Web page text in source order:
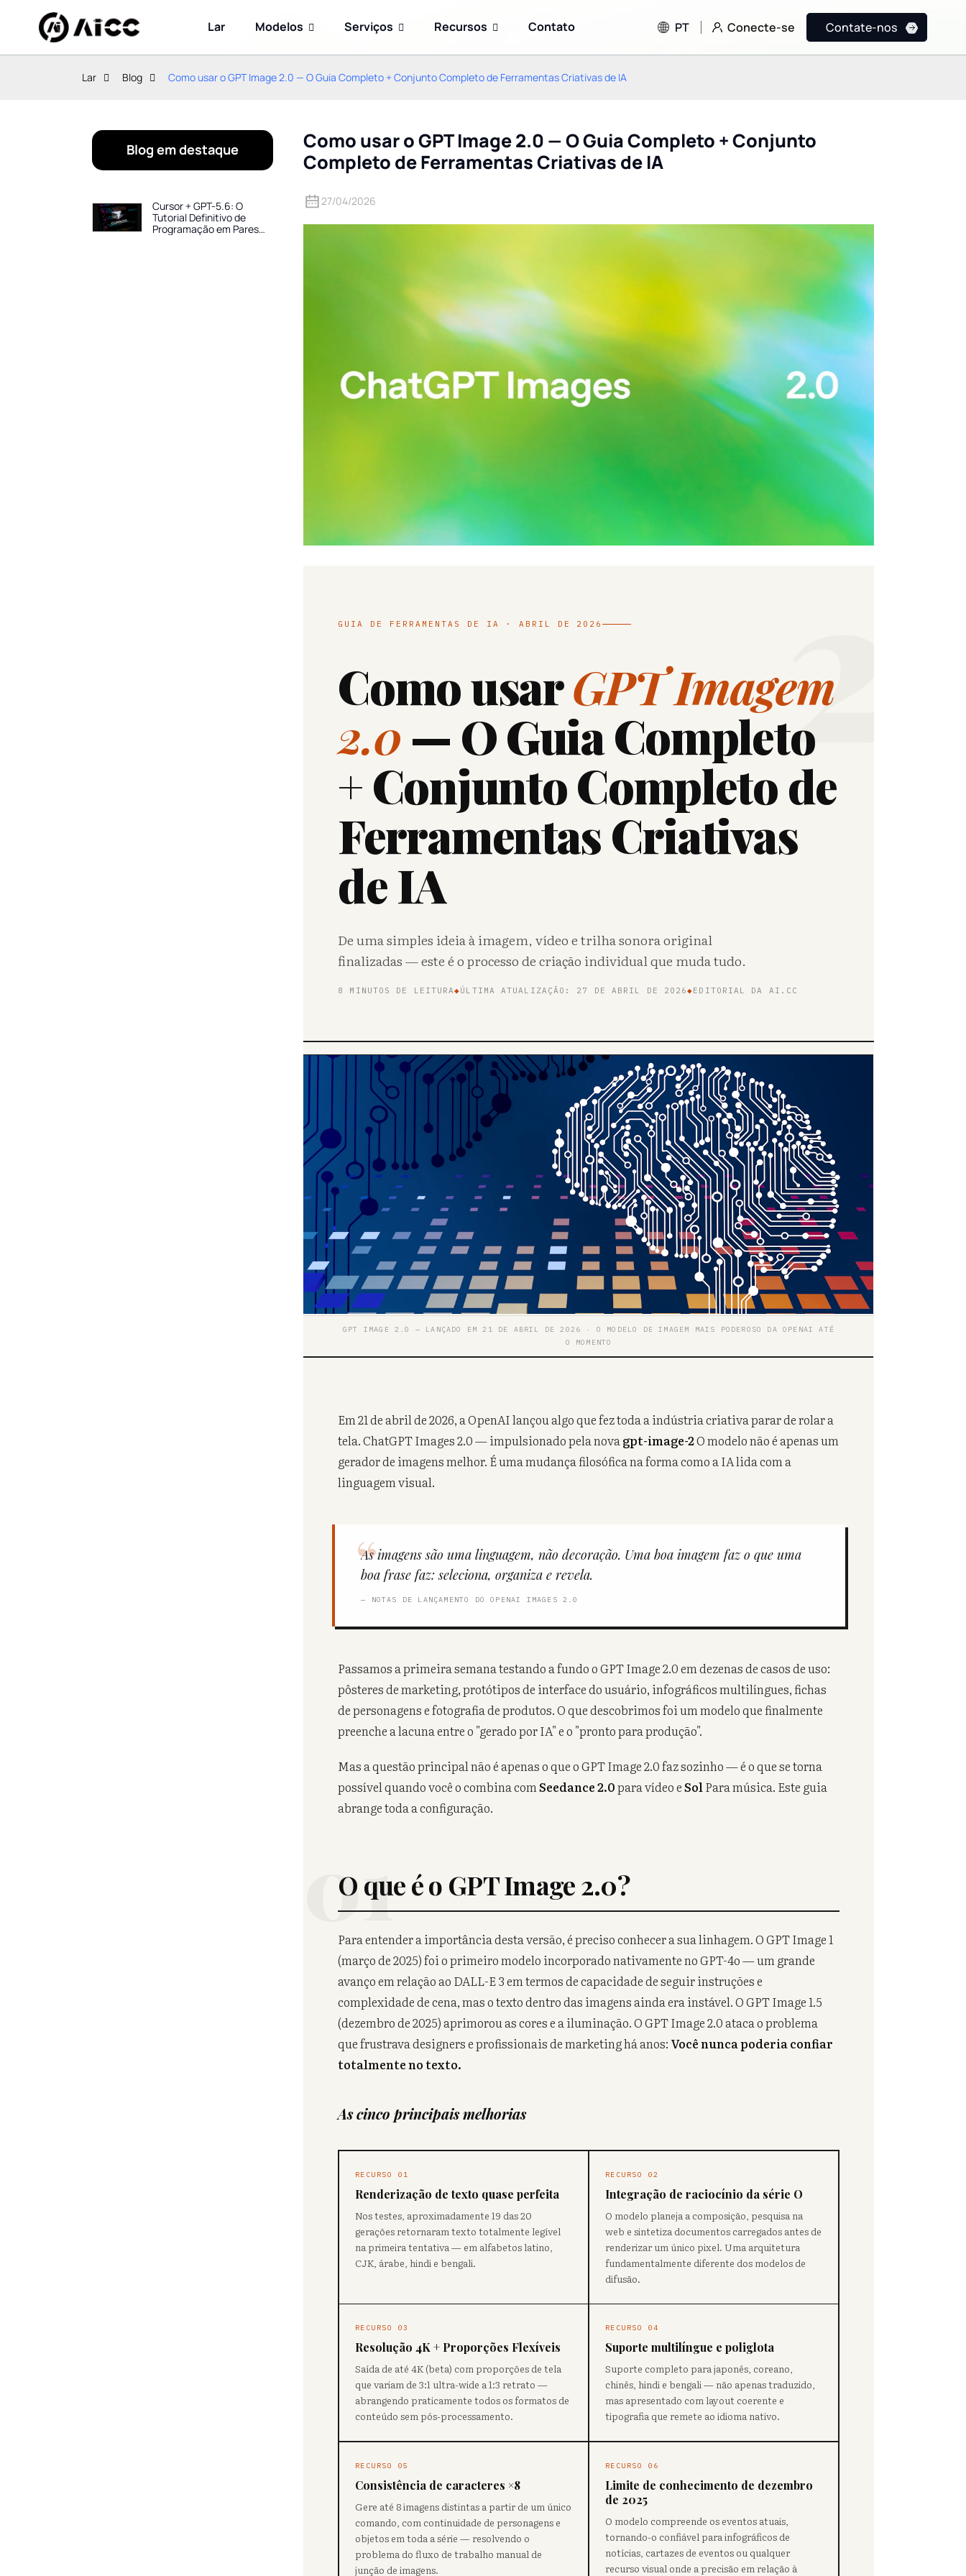
Lar Modelos Serviços Recursos Contato PT Conecte-se Contate-nos
Lar Blog Como usar o GPT Image 2.0 — O Guia Completo + Conjunto Completo de Ferramentas Criativas de IA
Blog em destaque
Cursor + GPT-5.6: O
Tutorial Definitivo de
Programação em Pares
Prompt Engineering
modelos para triplicar sua
OpenAI – Sol, Terra e Luna
(SpaceXAI) em
Como usar o GPT Image 2.0 — O Guia Completo + Conjunto
Completo de Ferramentas Criativas de IA
27/04/2026
2
GUIA DE FERRAMENTAS DE IA · ABRIL DE 2026
Como usarGPT Imagem
2.0 — O Guia Completo
+ Conjunto Completo de
Ferramentas Criativas
de IA
De uma simples ideia à imagem, vídeo e trilha sonora original
finalizadas — este é o processo de criação individual que muda tudo.
8 MINUTOS DE LEITURA◆ÚLTIMA ATUALIZAÇÃO: 27 DE ABRIL DE 2026◆EDITORIAL DA AI.CC
GPT IMAGE 2.0 — LANÇADO EM 21 DE ABRIL DE 2026 · O MODELO DE IMAGEM MAIS PODEROSO DA OPENAI ATÉ
O MOMENTO
Em 21 de abril de 2026, a OpenAI lançou algo que fez toda a indústria criativa parar de rolar a
tela. ChatGPT Images 2.0 — impulsionado pela novagpt-image-2O modelo não é apenas um
gerador de imagens melhor. É uma mudança filosófica na forma como a IA lida com a
linguagem visual.
As imagens são uma linguagem, não decoração. Uma boa imagem faz o que uma
boa frase faz: seleciona, organiza e revela.
— NOTAS DE LANÇAMENTO DO OPENAI IMAGES 2.0
Passamos a primeira semana testando a fundo o GPT Image 2.0 em dezenas de casos de uso:
pôsteres de marketing, protótipos de interface do usuário, infográficos multilíngues, fichas
de personagens e fotografia de produtos. O que descobrimos foi um modelo que finalmente
preenche a lacuna entre o "gerado por IA" e o "pronto para produção".
Mas a questão principal não é apenas o que o GPT Image 2.0 faz sozinho — é o que se torna
possível quando você o combina comSeedance 2.0para vídeo eSolPara música. Este guia
abrange toda a configuração.
01
O que é o GPT Image 2.0?
Para entender a importância desta versão, é preciso conhecer a sua linhagem. O GPT Image 1
(março de 2025) foi o primeiro modelo incorporado nativamente no GPT-4o — um grande
avanço em relação ao DALL-E 3 em termos de capacidade de seguir instruções e
complexidade de cena, mas o texto dentro das imagens ainda era instável. O GPT Image 1.5
(dezembro de 2025) aprimorou as cores e a iluminação. O GPT Image 2.0 ataca o problema
que frustrava designers e profissionais de marketing há anos: Você nunca poderia confiar
totalmente no texto.
As cinco principais melhorias
RECURSO 01
Renderização de texto quase perfeita
Nos testes, aproximadamente 19 das 20
gerações retornaram texto totalmente legível
na primeira tentativa — em alfabetos latino,
CJK, árabe, hindi e bengali.
RECURSO 02
Integração de raciocínio da série O
O modelo planeja a composição, pesquisa na
web e sintetiza documentos carregados antes de
renderizar um único pixel. Uma arquitetura
fundamentalmente diferente dos modelos de
difusão.
RECURSO 03
Resolução 4K + Proporções Flexíveis
Saída de até 4K (beta) com proporções de tela
que variam de 3:1 ultra-wide a 1:3 retrato —
abrangendo praticamente todos os formatos de
conteúdo sem pós-processamento.
RECURSO 04
Suporte multilíngue e poliglota
Suporte completo para japonês, coreano,
chinês, hindi e bengali — não apenas traduzido,
mas apresentado com layout coerente e
tipografia que remete ao idioma nativo.
RECURSO 05
Consistência de caracteres ×8
Gere até 8 imagens distintas a partir de um único
comando, com continuidade de personagens e
objetos em toda a série — resolvendo o
problema do fluxo de trabalho manual de
junção de imagens.
RECURSO 06
Limite de conhecimento de dezembro
de 2025
O modelo compreende os eventos atuais,
tornando-o confiável para infográficos de
notícias, cartazes de eventos ou qualquer
recurso visual onde a precisão em relação à